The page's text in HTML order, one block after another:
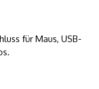
für Maus, USB-